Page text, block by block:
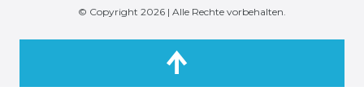
© Copyright 2026 | Alle Rechte vorbehalten.